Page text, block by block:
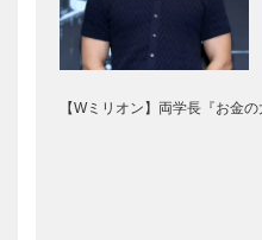
【Wミリオン】両学長『お金